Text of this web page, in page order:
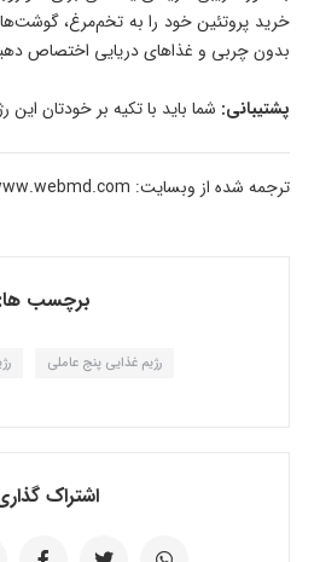
خرید پروتئین خود را به تخم‌مرغ،
بدون چربی و غذاهای دریایی اختصاص
پشتیبانی: شما باید با تکیه بر خودتان این
ترجمه شده از وبسایت: www.webmd.com
برچسب ها:
رژیم غذایی پنج عاملی
اشتراک